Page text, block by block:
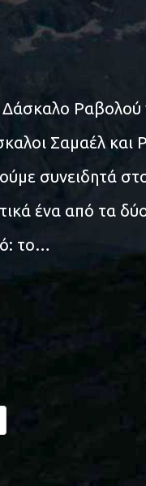
Δάσκαλο Ραβολού
Σαμαέλ και
συνειδητά
ένα από τα
το…